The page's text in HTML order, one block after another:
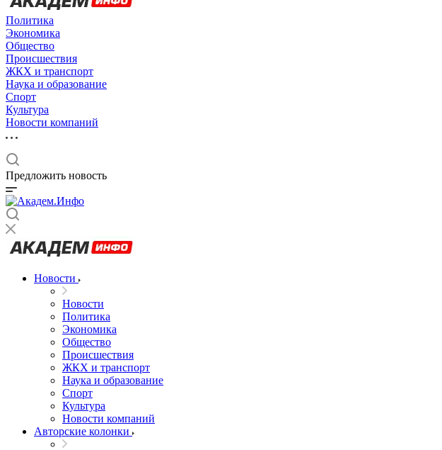
Политика
Экономика
Общество
Происшествия
ЖКХ и транспорт
Наука и образование
Спорт
Культура
Новости компаний
Предложить новость
Новости
Новости
Политика
Экономика
Общество
Происшествия
ЖКХ и транспорт
Наука и образование
Спорт
Культура
Новости компаний
Авторские колонки